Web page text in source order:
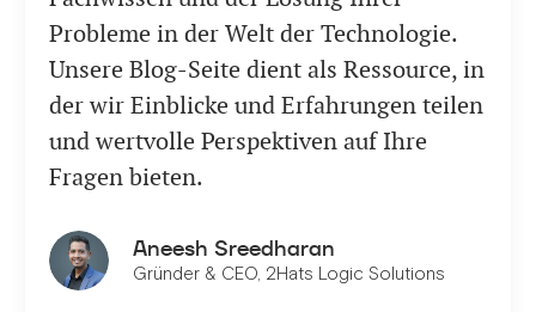
Probleme in der Welt der Technologie.
Unsere Blog-Seite dient als Ressource, in
der wir Einblicke und Erfahrungen teilen
und wertvolle Perspektiven auf Ihre
Fragen bieten.
Aneesh Sreedharan
Gründer & CEO, 2Hats Logic Solutions